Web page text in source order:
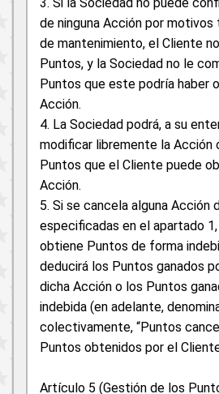
de ninguna Acción por
de mantenimiento, el Cliente
Puntos, y la Sociedad no le
Puntos que este podría haber
Acción.
4. La Sociedad podrá, a su
modificar libremente la Acción
Puntos que el Cliente puede
Acción.
5. Si se cancela alguna Acción
especificadas en el apartado
obtiene Puntos de forma
deducirá los Puntos ganados
dicha Acción o los Puntos
indebida (en adelante,
colectivamente, “Puntos
Puntos obtenidos por el
Artículo 5 (Gestión de los